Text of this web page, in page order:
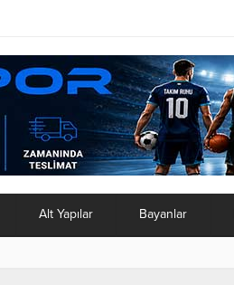
Alt Yapılar Bayanlar